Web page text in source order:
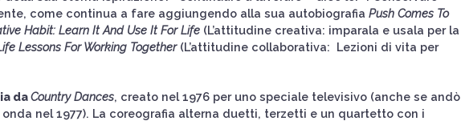
come continua a fare aggiungendo alla sua autobiografia Push Comes To
Habit: Learn It And Use It For Life(L’attitudine creativa: imparala e usala per la
Lessons For Working Together(L’attitudine collaborativa: Lezioni di vita per
daCountry Dances, creato nel 1976 per uno speciale televisivo (anche se andò
nel 1977). La coreografia alterna duetti, terzetti e un quartetto con i